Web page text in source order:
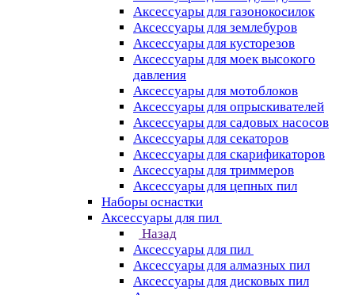
Аксессуары для газонокосилок
Аксессуары для землебуров
Аксессуары для кусторезов
Аксессуары для моек высокого
давления
Аксессуары для мотоблоков
Аксессуары для опрыскивателей
Аксессуары для садовых насосов
Аксессуары для секаторов
Аксессуары для скарификаторов
Аксессуары для триммеров
Аксессуары для цепных пил
Наборы оснастки
Аксессуары для пил
Назад
Аксессуары для пил
Аксессуары для алмазных пил
Аксессуары для дисковых пил